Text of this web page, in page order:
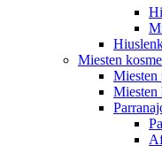
Miesten
Miesten
Miesten